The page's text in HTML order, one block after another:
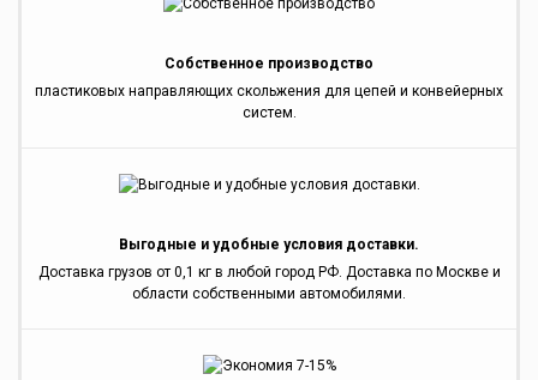
Собственное производство
пластиковых направляющих скольжения для цепей и конвейерных
систем.
Выгодные и удобные условия доставки.
Доставка грузов от 0,1 кг в любой город РФ. Доставка по Москве и
области собственными автомобилями.